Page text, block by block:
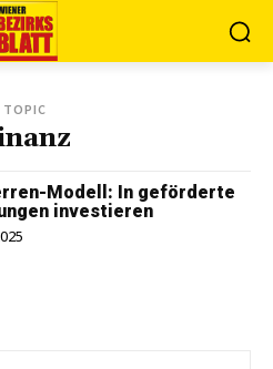
TOPIC
Modell: In geförderte
investieren